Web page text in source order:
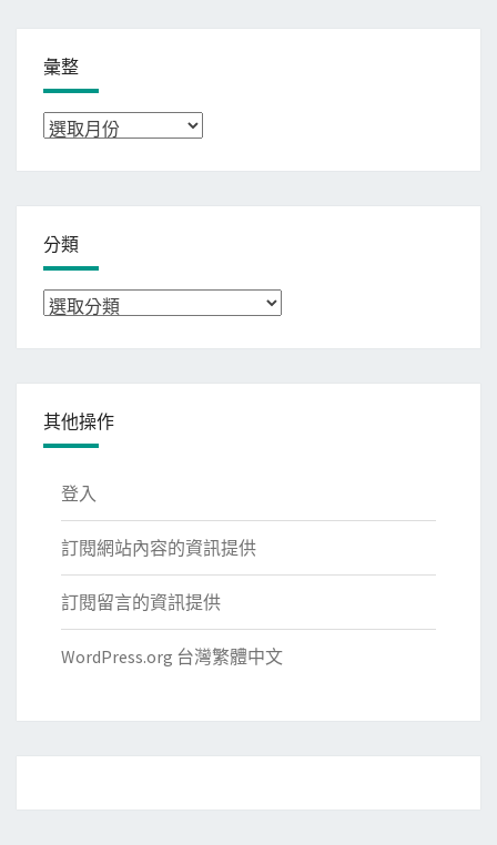
彙整
彙
分類
分
其他操作
登入
訂閱網站內容的資訊提供
訂閱留言的資訊提供
WordPress.org 台灣繁體中文